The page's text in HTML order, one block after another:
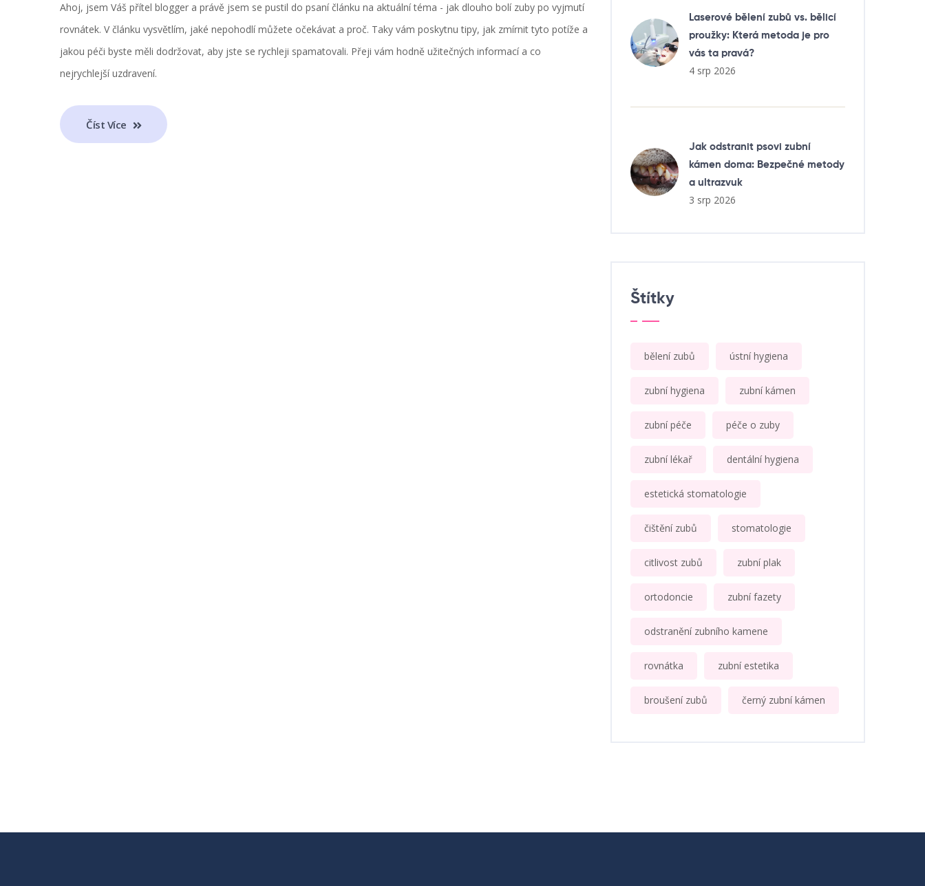
Ahoj, jsem Váš přítel blogger a právě jsem se pustil do psaní článku na aktuální téma - jak dlouho bolí zuby po vyjmutí
rovnátek. V článku vysvětlím, jaké nepohodlí můžete očekávat a proč. Taky vám poskytnu tipy, jak zmírnit tyto potíže a
jakou péči byste měli dodržovat, aby jste se rychleji spamatovali. Přeji vám hodně užitečných informací a co
nejrychlejší uzdravení.
Číst Více
Laserové bělení zubů vs. bělicí
proužky: Která metoda je pro
vás ta pravá?
4 srp 2026
Jak odstranit psovi zubní
kámen doma: Bezpečné metody
a ultrazvuk
3 srp 2026
Štítky
bělení zubů ústní hygiena
zubní hygiena zubní kámen
zubní péče péče o zuby
zubní lékař dentální hygiena
estetická stomatologie
čištění zubů stomatologie
citlivost zubů zubní plak
ortodoncie zubní fazety
odstranění zubního kamene
rovnátka zubní estetika
broušení zubů černý zubní kámen